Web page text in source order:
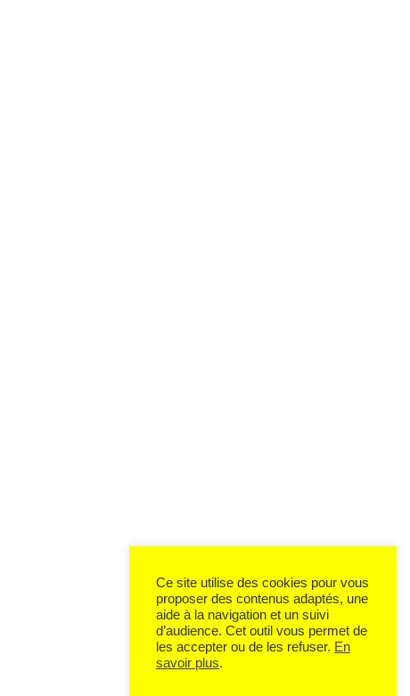
Ce site utilise des cookies pour vous
proposer des contenus adaptés, une
aide à la navigation et un suivi
d’audience. Cet outil vous permet de
les accepter ou de les refuser. En
savoir plus.